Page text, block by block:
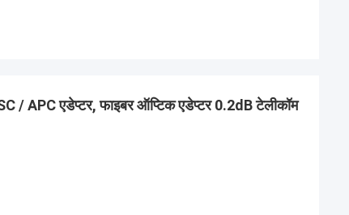
/ APC एडेप्टर, फाइबर ऑप्टिक एडेप्टर 0.2dB टेलीकॉम